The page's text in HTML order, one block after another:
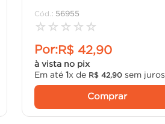
: 56955
☆ ☆ ☆ ☆ ☆
Por:R$ 42,90
à vista no pix
Em até1x de R$ 42 ,90 sem juros
Comprar